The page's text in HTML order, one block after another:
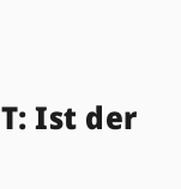
Ist der